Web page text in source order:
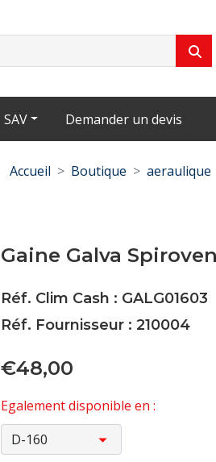
SAV Demander un devis
Accueil Boutique aeraulique
Gaine Galva
Réf. Clim Cash : GALG01603
Réf. Fournisseur : 210004
€48,00
Egalement disponible en :